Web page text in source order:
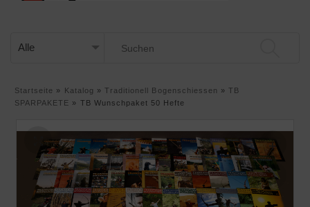
Startseite » Katalog » Traditionell Bogenschiessen »TB
SPARPAKETE » TB Wunschpaket 50 Hefte